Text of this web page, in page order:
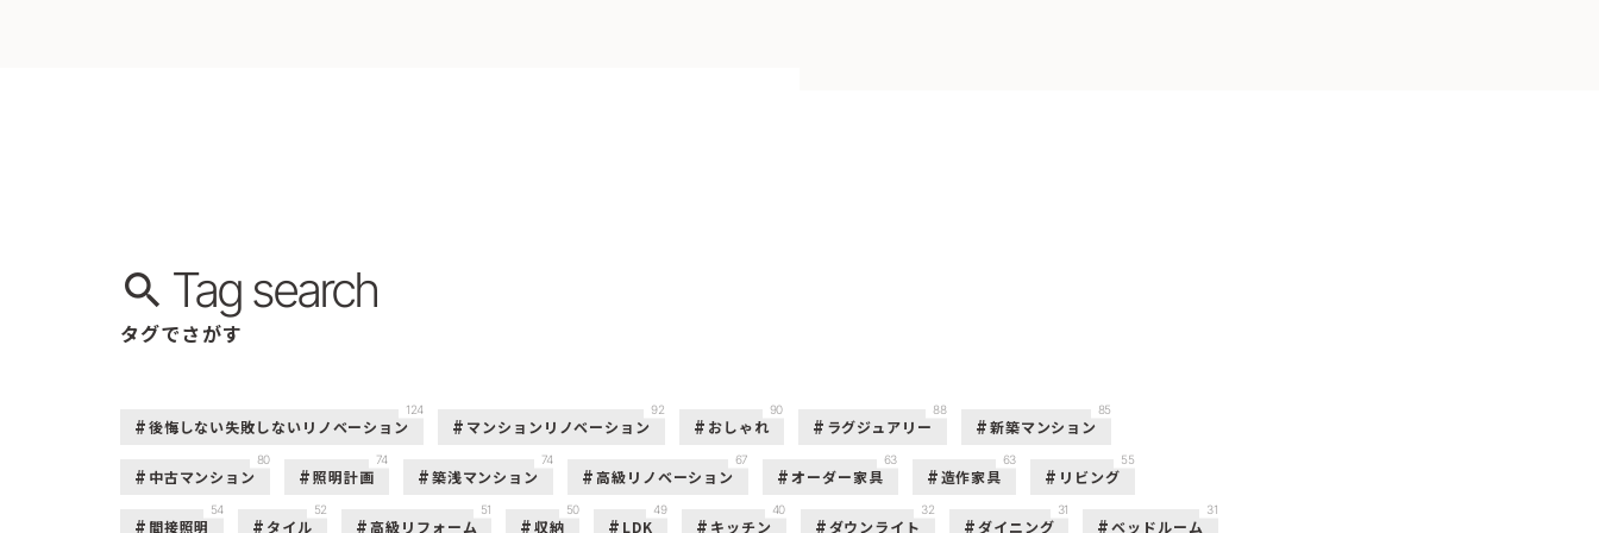
Tag search
タグでさがす
後悔しない失敗しないリノベーション
124
マンションリノベーション
92
おしゃれ
90
ラグジュアリー
88
新築マンション
85
中古マンション
80
照明計画
74
築浅マンション
74
高級リノベーション
67
オーダー家具
63
造作家具
63
リビング
55
間接照明
54
タイル
52
高級リフォーム
51
収納
50
LDK
49
キッチン
40
ダウンライト
32
ダイニング
31
ベッドルーム
31